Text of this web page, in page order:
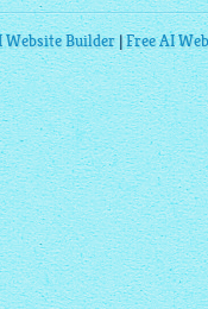
Website Builder|Free AI